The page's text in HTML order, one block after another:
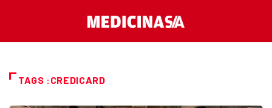
TAGS :CREDICARD